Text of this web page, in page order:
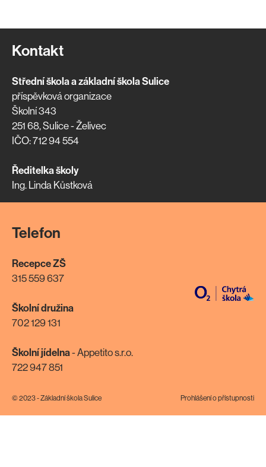
Kontakt
Střední škola a základní škola Sulice
příspěvková organizace
Školní 343
251 68, Sulice - Želivec
IČO: 712 94 554
Ředitelka školy
Ing. Linda Kůstková
Telefon
Recepce ZŠ
315 559 637
Školní družina
702 129 131
Školní jídelna- Appetito s.r.o.
722 947 851
© 2023 - Základní škola Sulice Prohlášení o přístupnosti